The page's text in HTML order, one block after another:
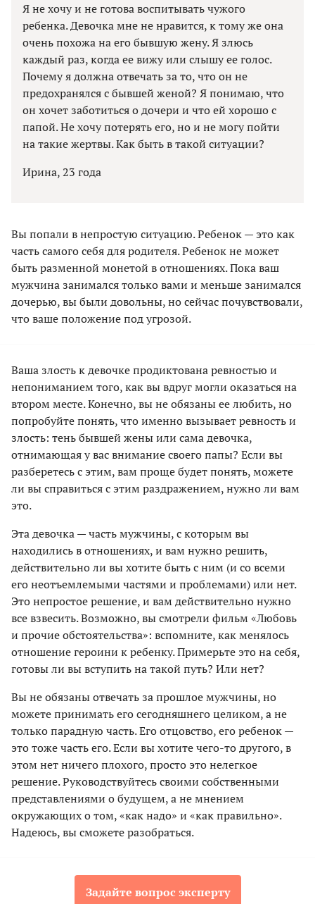
Я не хочу и не готова воспитывать чужого
ребенка. Девочка мне не нравится, к тому же она
очень похожа на его бывшую жену. Я злюсь
каждый раз, когда ее вижу или слышу ее голос.
Почему я должна отвечать за то, что он не
предохранялся с бывшей женой? Я понимаю, что
он хочет заботиться о дочери и что ей хорошо с
папой. Не хочу потерять его, но и не могу пойти
на такие жертвы. Как быть в такой ситуации?
Ирина, 23 года
Вы попали в непростую ситуацию. Ребенок — это как
часть самого себя для родителя. Ребенок не может
быть разменной монетой в отношениях. Пока ваш
мужчина занимался только вами и меньше занимался
дочерью, вы были довольны, но сейчас почувствовали,
что ваше положение под угрозой.
Ваша злость к девочке продиктована ревностью и
непониманием того, как вы вдруг могли оказаться на
втором месте. Конечно, вы не обязаны ее любить, но
попробуйте понять, что именно вызывает ревность и
злость: тень бывшей жены или сама девочка,
отнимающая у вас внимание своего папы? Если вы
разберетесь с этим, вам проще будет понять, можете
ли вы справиться с этим раздражением, нужно ли вам
это.
Эта девочка — часть мужчины, с которым вы
находились в отношениях, и вам нужно решить,
действительно ли вы хотите быть с ним (и со всеми
его неотъемлемыми частями и проблемами) или нет.
Это непростое решение, и вам действительно нужно
все взвесить. Возможно, вы смотрели фильм «Любовь
и прочие обстоятельства»: вспомните, как менялось
отношение героини к ребенку. Примерьте это на себя,
готовы ли вы вступить на такой путь? Или нет?
Вы не обязаны отвечать за прошлое мужчины, но
можете принимать его сегодняшнего целиком, а не
только парадную часть. Его отцовство, его ребенок —
это тоже часть его. Если вы хотите чего-то другого, в
этом нет ничего плохого, просто это нелегкое
решение. Руководствуйтесь своими собственными
представлениями о будущем, а не мнением
окружающих о том, «как надо» и «как правильно».
Надеюсь, вы сможете разобраться.
Задайте вопрос эксперту